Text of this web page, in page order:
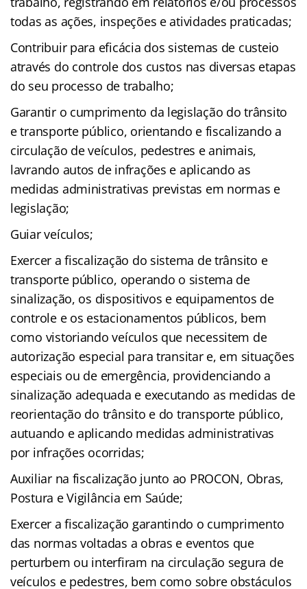
todas as ações, inspeções e atividades praticadas;
Contribuir para eficácia dos sistemas de custeio
através do controle dos custos nas diversas etapas
do seu processo de trabalho;
Garantir o cumprimento da legislação do trânsito
e transporte público, orientando e fiscalizando a
circulação de veículos, pedestres e animais,
lavrando autos de infrações e aplicando as
medidas administrativas previstas em normas e
legislação;
Guiar veículos;
Exercer a fiscalização do sistema de trânsito e
transporte público, operando o sistema de
sinalização, os dispositivos e equipamentos de
controle e os estacionamentos públicos, bem
como vistoriando veículos que necessitem de
autorização especial para transitar e, em situações
especiais ou de emergência, providenciando a
sinalização adequada e executando as medidas de
reorientação do trânsito e do transporte público,
autuando e aplicando medidas administrativas
por infrações ocorridas;
Auxiliar na fiscalização junto ao PROCON, Obras,
Postura e Vigilância em Saúde;
Exercer a fiscalização garantindo o cumprimento
das normas voltadas a obras e eventos que
perturbem ou interfiram na circulação segura de
veículos e pedestres, bem como sobre obstáculos